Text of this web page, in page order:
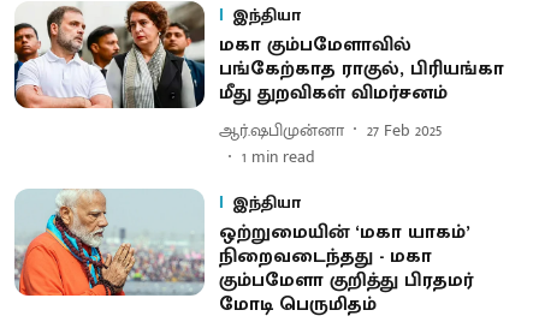
இந்தியா
மகா கும்பமேளாவில்
பங்கேற்காத ராகுல், பிரியங்கா
மீது துறவிகள் விமர்சனம்
ஆர்.ஷபிமுன்னா
27 Feb 2025
1 min read
இந்தியா
ஒற்றுமையின் ‘மகா யாகம்’
நிறைவடைந்தது - மகா
கும்பமேளா குறித்து பிரதமர்
மோடி பெருமிதம்